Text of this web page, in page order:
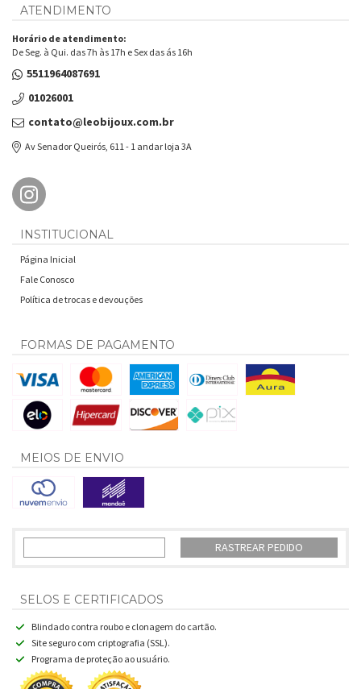
ATENDIMENTO
Horário de atendimento:
De Seg. à Qui. das 7h às 17h e Sex das ás 16h
5511964087691
01026001
contato@leobijoux.com.br
Av Senador Queirós, 611 - 1 andar loja 3A
INSTITUCIONAL
Página Inicial
Fale Conosco
Política de trocas e devouções
FORMAS DE PAGAMENTO
MEIOS DE ENVIO
RASTREAR PEDIDO
SELOS E CERTIFICADOS
Blindado contra roubo e clonagem do cartão.
Site seguro com criptografia (SSL).
Programa de proteção ao usuário.